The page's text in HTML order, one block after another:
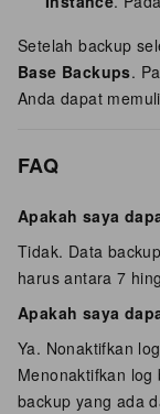
Setelah backup
Base Backups.
Anda dapat
FAQ
Apakah saya
Tidak. Data
harus antara 7
Apakah saya
Ya. Nonaktifkan
Menonaktifkan
backup yang ada